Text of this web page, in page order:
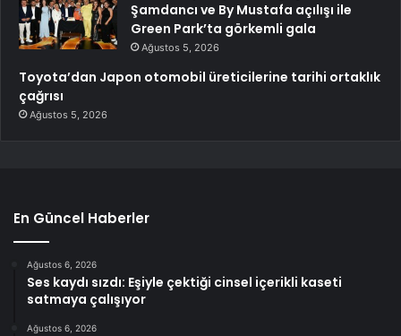
Şamdancı ve By Mustafa açılışı ile
Green Park’ta görkemli gala
Ağustos 5, 2026
Toyota’dan Japon otomobil üreticilerine tarihi ortaklık
çağrısı
Ağustos 5, 2026
En Güncel Haberler
Ağustos 6, 2026
Ses kaydı sızdı: Eşiyle çektiği cinsel içerikli kaseti
satmaya çalışıyor
Ağustos 6, 2026